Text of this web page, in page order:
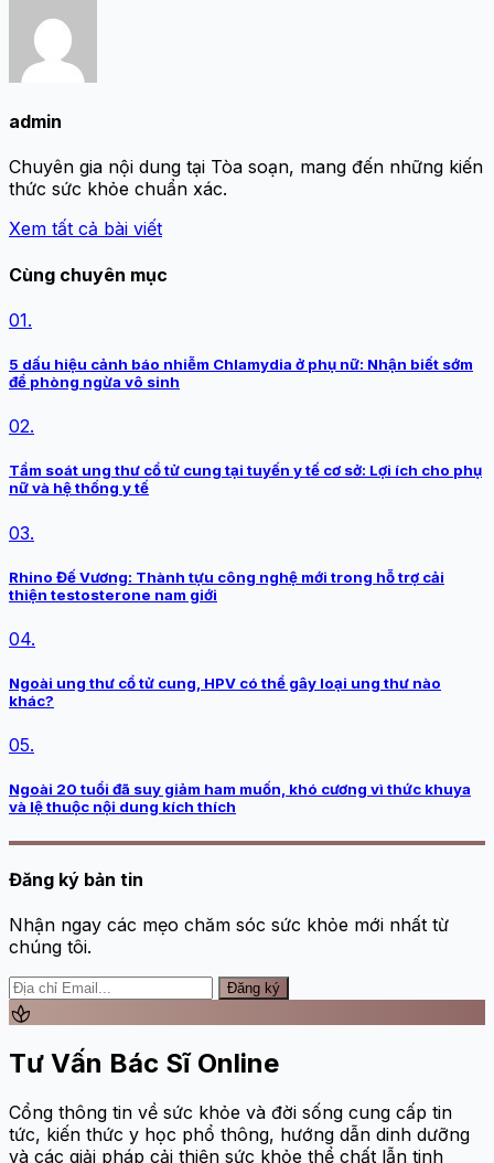
admin
Chuyên gia nội dung tại Tòa soạn, mang đến những kiến
thức sức khỏe chuẩn xác.
Xem tất cả bài viết
Cùng chuyên mục
01.
5 dấu hiệu cảnh báo nhiễm Chlamydia ở phụ nữ: Nhận biết sớm
để phòng ngừa vô sinh
02.
Tầm soát ung thư cổ tử cung tại tuyến y tế cơ sở: Lợi ích cho phụ
nữ và hệ thống y tế
03.
Rhino Đế Vương: Thành tựu công nghệ mới trong hỗ trợ cải
thiện testosterone nam giới
04.
Ngoài ung thư cổ tử cung, HPV có thể gây loại ung thư nào
khác?
05.
Ngoài 20 tuổi đã suy giảm ham muốn, khó cương vì thức khuya
và lệ thuộc nội dung kích thích
Đăng ký bản tin
Nhận ngay các mẹo chăm sóc sức khỏe mới nhất từ
chúng tôi.
Đăng ký
spa
Tư Vấn Bác Sĩ Online
Cổng thông tin về sức khỏe và đời sống cung cấp tin
tức, kiến thức y học phổ thông, hướng dẫn dinh dưỡng
và các giải pháp cải thiện sức khỏe thể chất lẫn tinh